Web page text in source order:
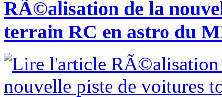
RÃ©alisation de la
terrain RC en astro du